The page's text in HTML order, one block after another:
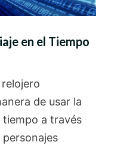
en el Tiempo
de usar la
tiempo a través
personajes